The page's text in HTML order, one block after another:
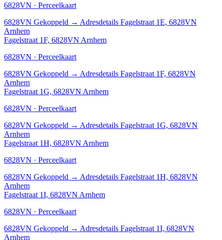
6828VN · Perceelkaart
6828VN Gekoppeld → Adresdetails Fagelstraat 1E, 6828VN
Arnhem
Fagelstraat 1F, 6828VN Arnhem
6828VN · Perceelkaart
6828VN Gekoppeld → Adresdetails Fagelstraat 1F, 6828VN
Arnhem
Fagelstraat 1G, 6828VN Arnhem
6828VN · Perceelkaart
6828VN Gekoppeld → Adresdetails Fagelstraat 1G, 6828VN
Arnhem
Fagelstraat 1H, 6828VN Arnhem
6828VN · Perceelkaart
6828VN Gekoppeld → Adresdetails Fagelstraat 1H, 6828VN
Arnhem
Fagelstraat 1I, 6828VN Arnhem
6828VN · Perceelkaart
6828VN Gekoppeld → Adresdetails Fagelstraat 1I, 6828VN
Arnhem